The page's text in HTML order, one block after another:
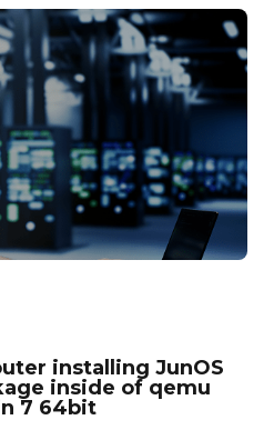
installing JunOS
inside of qemu
7 64bit